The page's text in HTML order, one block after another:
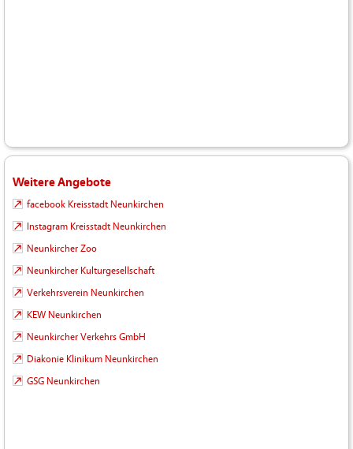
Weitere Angebote
facebook Kreisstadt Neunkirchen
Instagram Kreisstadt Neunkirchen
Neunkircher Zoo
Neunkircher Kulturgesellschaft
Verkehrsverein Neunkirchen
KEW Neunkirchen
Neunkircher Verkehrs GmbH
Diakonie Klinikum Neunkirchen
GSG Neunkirchen